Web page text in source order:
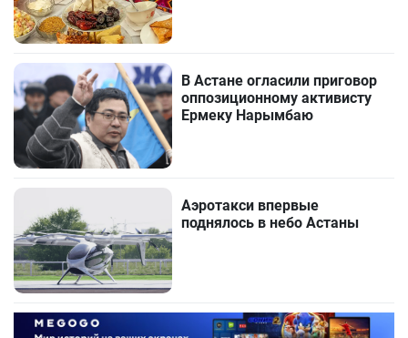
В Астане огласили приговор
оппозиционному активисту
Ермеку Нарымбаю
Аэротакси впервые
поднялось в небо Астаны